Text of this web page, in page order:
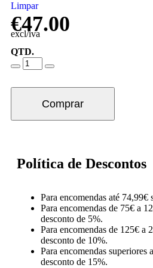
Limpar
€47.00
excl/iva
QTD.
Comprar
Política de Descontos
Para encomendas até 74,99€
Para encomendas de 75€ a
desconto de 5%.
Para encomendas de 125€ a
desconto de 10%.
Para encomendas superiores
desconto de 15%.